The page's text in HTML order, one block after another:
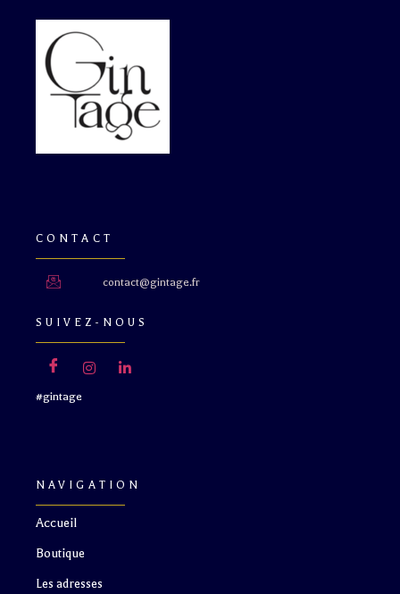
CONTACT
contact@gintage.fr
SUIVEZ-NOUS
#gintage
NAVIGATION
Accueil
Boutique
Les adresses